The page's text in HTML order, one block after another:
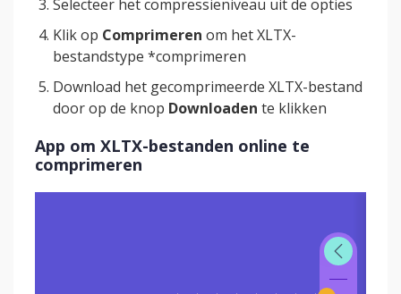
Selecteer het compressieniveau uit de opties
Klik op Comprimeren om het XLTX-
bestandstype *comprimeren
Download het gecomprimeerde XLTX-bestand
door op de knop Downloaden te klikken
App om XLTX-bestanden online te
comprimeren